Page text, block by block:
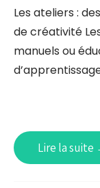
Les ateliers :
de créativité
manuels ou
Lire la suite